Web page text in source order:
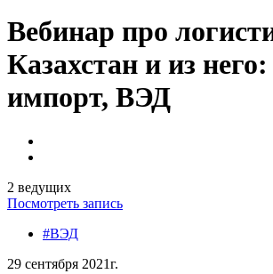
Вебинар про
Казахстан и из
импорт, ВЭД
2 ведущих
Посмотреть запись
#ВЭД
29 сентября 2021г.